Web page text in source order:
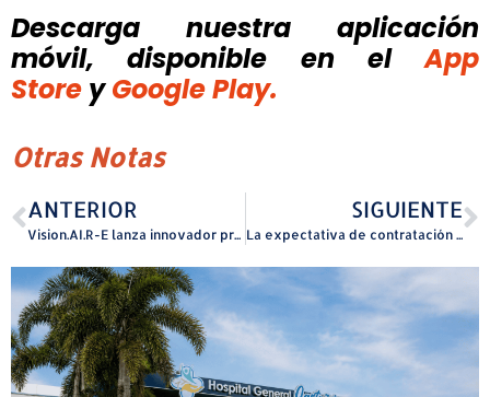
Descarga nuestra aplicación
móvil, disponible
en el
App
Store y Google Play.
Otras Notas
ANTERIOR
Vision.AI.R-E lanza innovador proyecto enfocado en la población de Adultos Mayores
SIGUIENTE
La expectativa de contratación neta para el primer trimestre del año es de 12%